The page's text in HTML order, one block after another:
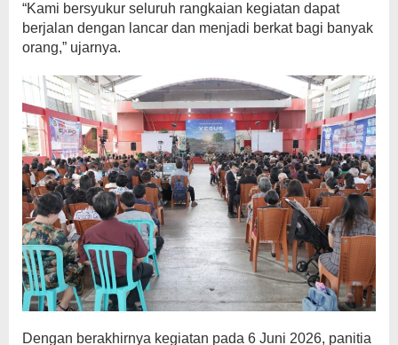
“Kami bersyukur seluruh rangkaian kegiatan dapat
berjalan dengan lancar dan menjadi berkat bagi banyak
orang,” ujarnya.
Dengan berakhirnya kegiatan pada 6 Juni 2026, panitia